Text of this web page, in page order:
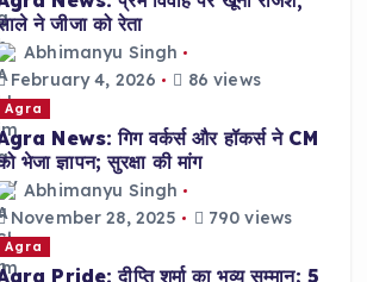
ने जीजा को रेता
Abhimanyu Singh
February 4, 2026
86 views
Agra
News: गिग वर्कर्स और हॉकर्स ने CM
भेजा ज्ञापन; सुरक्षा की मांग
Abhimanyu Singh
November 28, 2025
790 views
Agra
Pride: दीप्ति शर्मा का भव्य सम्मान; 5